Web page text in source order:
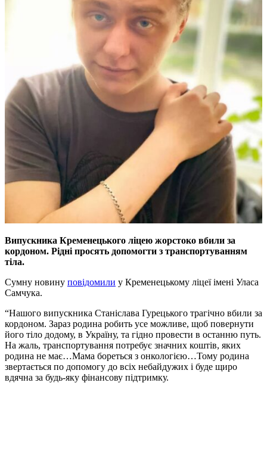
Випускника Кременецького ліцею жорстоко вбили за
кордоном. Рідні просять допомогти з транспортуванням
тіла.
Сумну новину повідомили у Кременецькому ліцеї імені Уласа
Самчука.
“Нашого випускника Станіслава Гурецького трагічно вбили за
кордоном. Зараз родина робить усе можливе, щоб повернути
його тіло додому, в Україну, та гідно провести в останню путь.
На жаль, транспортування потребує значних коштів, яких
родина не має…Мама бореться з онкологією…Тому родина
звертається по допомогу до всіх небайдужих і буде щиро
вдячна за будь-яку фінансову підтримку.